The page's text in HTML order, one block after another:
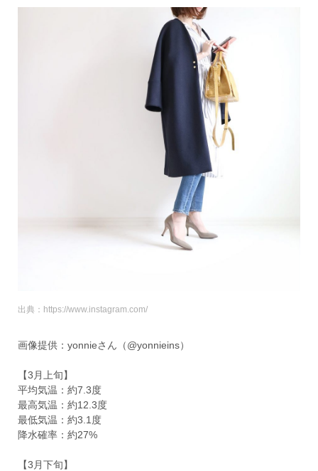
出典：https://www.instagram.com/
画像提供：yonnieさん（@yonnieins）
【3月上旬】
平均気温：約7.3度
最高気温：約12.3度
最低気温：約3.1度
降水確率：約27%
【3月下旬】